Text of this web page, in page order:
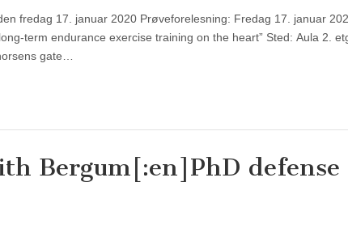
fredag 17. januar 2020 Prøveforelesning: Fredag 17. januar
term endurance exercise training on the heart” Sted: Aula 2.
gate…
Bergum[:en]PhD